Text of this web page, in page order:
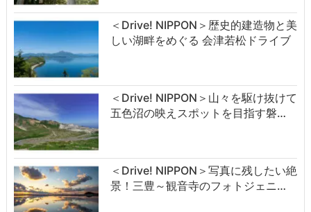
＜Drive! NIPPON＞歴史的建造物と美
しい湖畔をめぐる 会津若松ドライブ
＜Drive! NIPPON＞山々を駆け抜けて
五色沼の映えスポットを目指す磐…
＜Drive! NIPPON＞写真に残したい絶
景！三豊～観音寺のフォトジェニ…